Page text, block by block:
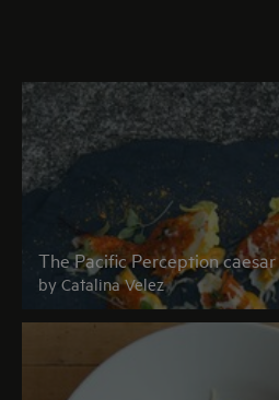
The Pacific Perception
by Catalina Velez